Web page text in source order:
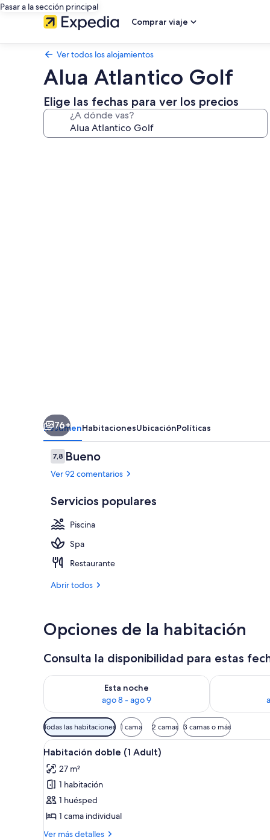
Pasar a la sección principal
Comprar viaje
Ver todos los alojamientos
Alua Atlantico Golf
Elige las fechas para ver los precios
¿A dónde vas?
76+
ResumenHabitacionesUbicaciónPolíticas
Comentarios
7,87,8 de 10
Bueno
Ver 92 comentarios
Servicios populares
Piscina
Spa
Restaurante
Abrir todos
Opciones de la habitación
Consulta la disponibilidad para estas
Esta noche
ago 8 - ago 9
Consulta la disponibilidad para esta noche, ago 8 -
Consulta la
Filtros
disponibles
para
las
habitaciones
Todas las habitaciones 1 cama 2 camas 3 camas o más
Abrir
todas
las
fotos
de
Habitación
doble
Caja fuerte, escritorio, cortinas
3
Habitación doble (1 Adult)
27 m²
1 habitación
1 huésped
1 cama individual
Ver más detalles
Más